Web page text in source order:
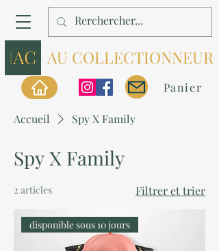
AU COLLECTIONNEUR
Panier
Accueil Spy X Family
Spy X Family
2 articles Filtrer et trier
disponible sous 10 jours